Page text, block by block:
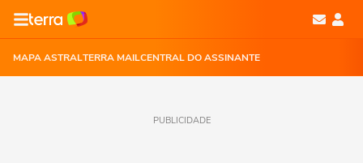
MAPA ASTRALTERRA MAILCENTRAL DO ASSINANTE
PUBLICIDADE